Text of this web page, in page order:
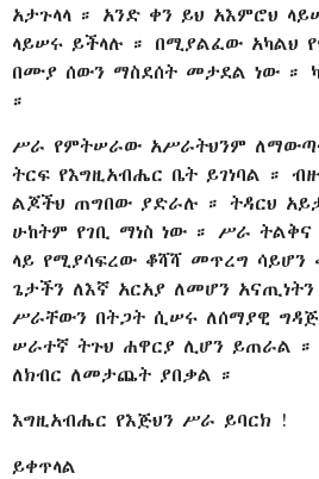
አታጉላላ ። አንድ ቀን ይህ አእምሮህ
ላይሠሩ ይችላሉ ። በሚያልፈው አካልህ
በሙያ ሰውን ማስደሰት መታደል ነው ።
።
ሥራ የምትሠራው አሥራትህንም
ትርፍ የእግዚአብሔር ቤት ይገነባል ።
ልጆችህ ጠግበው ያድራሉ ። ትዳርህ
ሁከትም የገቢ ማነስ ነው ። ሥራ
ላይ የሚያሳፍረው ቆሻሻ መጥረግ ሳይሆን
ጌታችን ለእኛ አርአያ ለመሆን
ሥራቸውን በትጋት ሲሠሩ ለሰማያዊ
ሠራተኛ ትጉህ ሐዋርያ ሊሆን ይጠራል ።
ለክብር ለመታጨት ያበቃል ።
እግዚአብሔር የእጅህን ሥራ ይባርክ !
ይቀጥላል